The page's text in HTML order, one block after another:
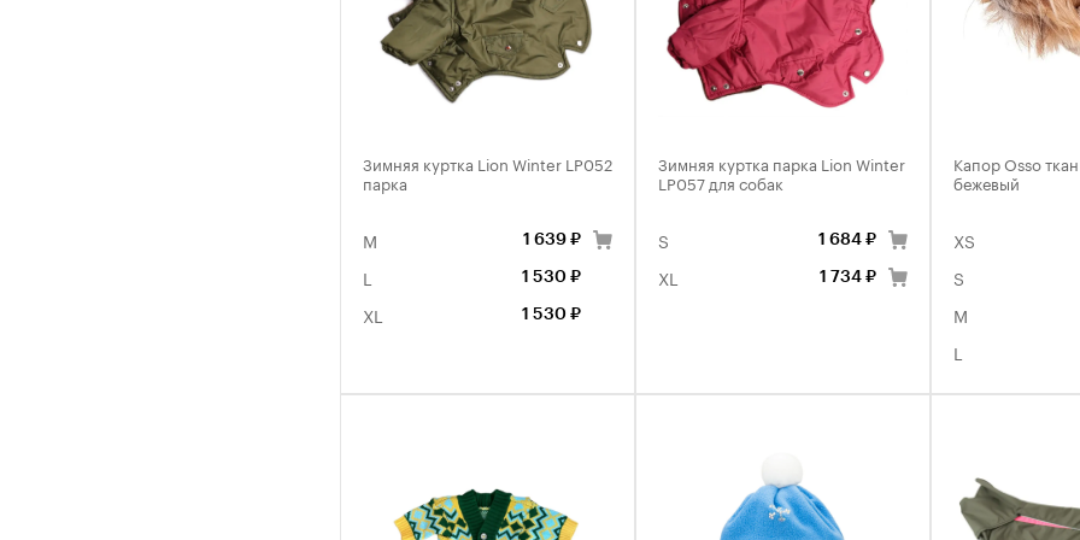
Зимняя куртка Lion Winter LP052
парка
M 1 639 ₽
L 1 530 ₽
XL 1 530 ₽
Зимняя куртка парка Lion Winter
LP057 для собак
S 1 684 ₽
XL 1 734 ₽
Капор Osso
бежевый
XS
S
M
L